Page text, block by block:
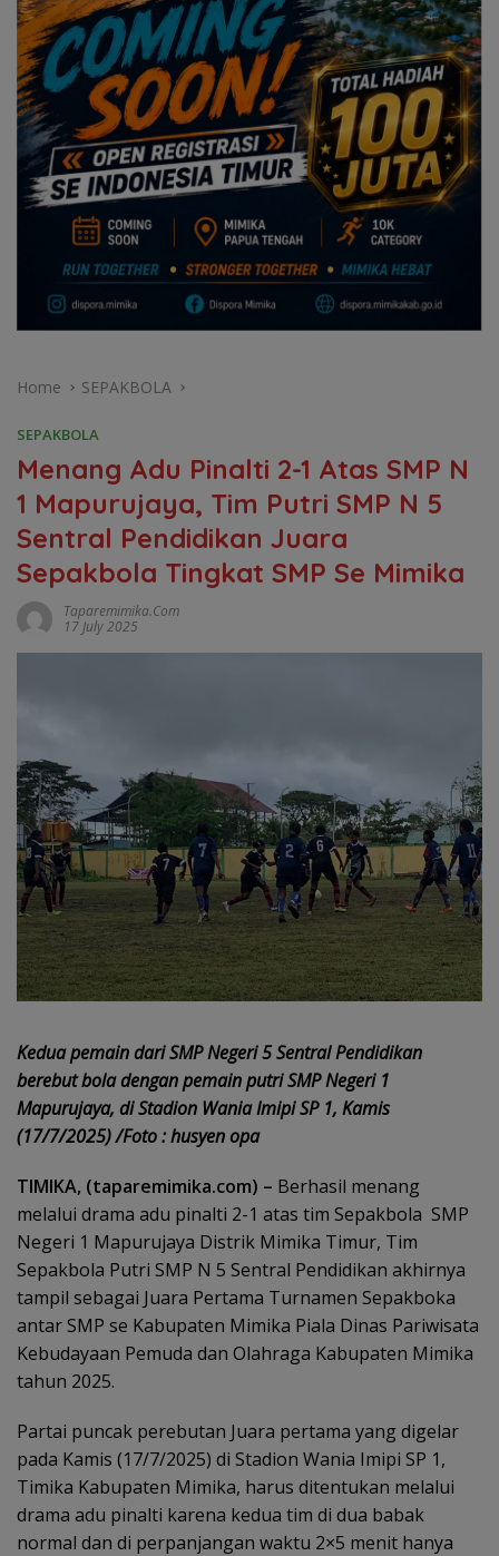
Home SEPAKBOLA
SEPAKBOLA
Menang Adu Pinalti 2-1 Atas SMP N
1 Mapurujaya, Tim Putri SMP N 5
Sentral Pendidikan Juara
Sepakbola Tingkat SMP Se Mimika
Taparemimika.com
17 July 2025
Kedua pemain dari SMP Negeri 5 Sentral Pendidikan
berebut bola dengan pemain putri SMP Negeri 1
Mapurujaya, di Stadion Wania Imipi SP 1, Kamis
(17/7/2025) /Foto : husyen opa
TIMIKA, (taparemimika.com) – Berhasil menang
melalui drama adu pinalti 2-1 atas tim Sepakbola SMP
Negeri 1 Mapurujaya Distrik Mimika Timur, Tim
Sepakbola Putri SMP N 5 Sentral Pendidikan akhirnya
tampil sebagai Juara Pertama Turnamen Sepakboka
antar SMP se Kabupaten Mimika Piala Dinas Pariwisata
Kebudayaan Pemuda dan Olahraga Kabupaten Mimika
tahun 2025.
Partai puncak perebutan Juara pertama yang digelar
pada Kamis (17/7/2025) di Stadion Wania Imipi SP 1,
Timika Kabupaten Mimika, harus ditentukan melalui
drama adu pinalti karena kedua tim di dua babak
normal dan di perpanjangan waktu 2×5 menit hanya